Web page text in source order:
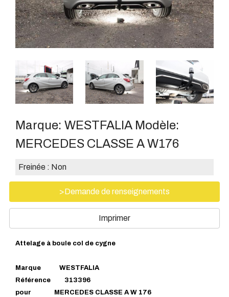
Marque: WESTFALIA Modèle:
MERCEDES CLASSE A W176
Freinée : Non
>Demande de renseignements
Imprimer
Attelage à boule col de cygne
Marque WESTFALIA
Référence 313396
pour MERCEDES CLASSE A W 176